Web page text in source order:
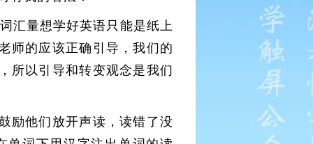
汇量想学好英语只能是纸上
师的应该正确引导，我们的
所以引导和转变观念是我们
励他们放开声读，读错了没